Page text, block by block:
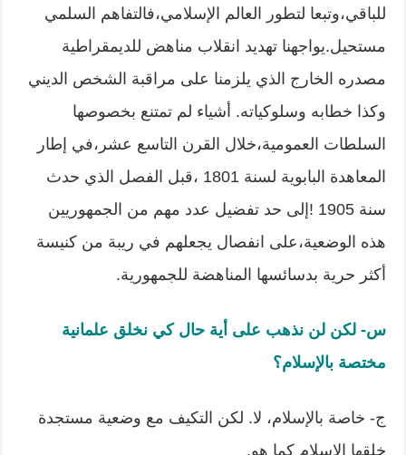
للباقي،وتبعا لتطور العالم الإسلامي،فالتفاهم السلمي
مستحيل.يواجهنا تهديد انقلاب مناهض للديمقراطية
مصدره الخارج الذي يلزمنا على مراقبة الشخص الديني
وكذا خطابه وسلوكياته. أشياء لم تمتنع بخصوصها
السلطات العمومية،خلال القرن التاسع عشر،في إطار
المعاهدة البابوية لسنة 1801 ،قبل الفصل الذي حدث
سنة 1905 !إلى حد تفضيل عدد مهم من الجمهوريين
هذه الوضعية،على انفصال يجعلهم في ريبة من كنيسة
أكثر حرية بدسائسها المناهضة للجمهورية.
س- لكن لن نذهب على أية حال كي نخلق علمانية
مختصة بالإسلام؟
ج- خاصة بالإسلام، لا. لكن التكيف مع وضعية مستجدة
خلقها الإسلام كما هو.